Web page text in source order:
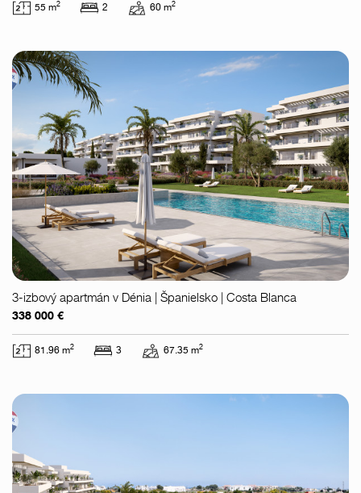
55 m2 2 60 m2
3-izbový apartmán v Dénia | Španielsko | Costa Blanca
338 000 €
81.96 m2 3 67.35 m2